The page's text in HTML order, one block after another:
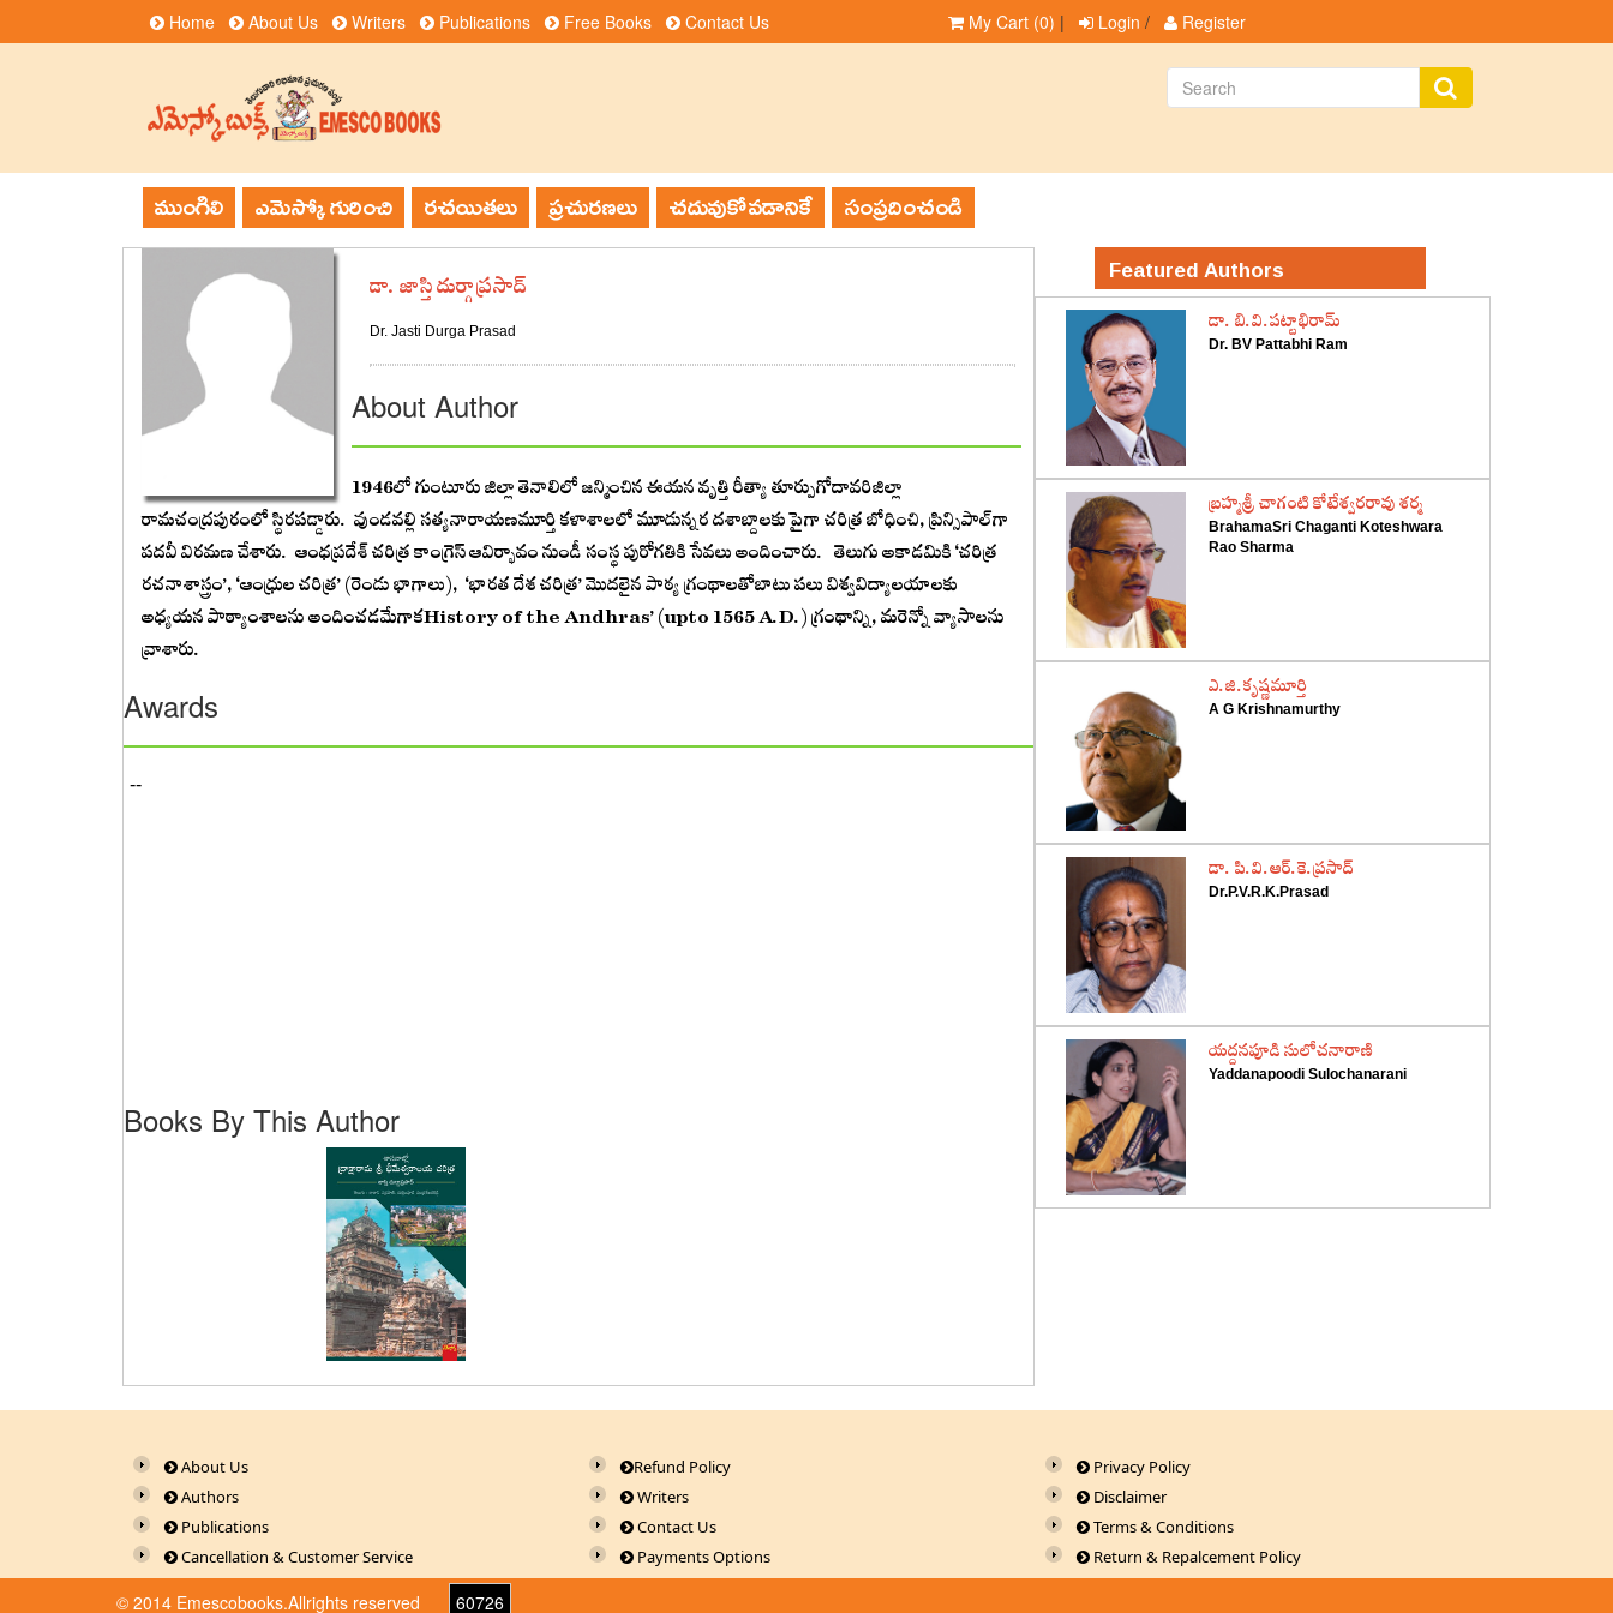
Home About Us Writers Publications Free Books Contact Us My Cart (0) | Login / Register
ముంగిలి ఎమెస్కో గురించి రచయితలు ప్రచురణలు చదువుకోవడానికే సంప్రదించండి
డా. జాస్తి దుర్గాప్రసాద్‌
Dr. Jasti Durga Prasad
About Author
1946‌లో గుంటూరు జిల్లా తెనాలిలో జన్మించిన ఈయన ‌వృత్తి రీత్యా తూర్పుగోదావరిజిల్లా
రామచంద్రపురంలో స్థిరపడ్డారు. వుండవల్లి సత్యనారాయణమూర్తి కళాశాలలో మూడున్నర దశాబ్దాలకు పైగా చరిత్ర బోధించి, ప్రిన్సిపాల్‌గా
పదవీ విరమణ చేశారు. ఆంధప్రదేశ్‌ ‌చరిత్ర కాంగ్రెస్‌ ఆవిర్భావం నుండీ సంస్థ పురోగతికి సేవలు అందించారు. తెలుగు అకాడమికి ‘చరిత్ర
రచనాశాస్త్రం’, ‘ఆంధ్రుల చరిత్ర’ (రెండు భాగాలు), ‘భారత దేశ చరిత్ర’ మొదలైన పాఠ్య గ్రంథాలతోబాటు పలు విశ్వవిద్యాలయాలకు
అధ్యయన పాఠ్యాంశాలను అందించడమేగాకHistory of the Andhras’ (upto 1565 A.D.) గ్రంథాన్ని, మరెన్నో వ్యాసాలను
వ్రాశారు.
Awards
--
Books By This Author
Featured Authors
డా. బి.వి.పట్టాభిరామ్
Dr. BV Pattabhi Ram
‌బ్రహ్మశ్రీ చాగంటి కోటేశ్వరరావు శర్మ
BrahamaSri Chaganti Koteshwara
Rao Sharma
‌ఎ.జి.కృష్ణమూర్తి
A G Krishnamurthy
‌డా. పి.వి.ఆర్‌.కె.ప్రసాద్‌
Dr.P.V.R.K.Prasad
‌యద్దనపూడి సులోచనారాణి
Yaddanapoodi Sulochanarani
About Us
Authors
Publications
Cancellation & Customer Service
Refund Policy
Writers
Contact Us
Payments Options
Privacy Policy
Disclaimer
Terms & Conditions
Return & Repalcement Policy
© 2014 Emescobooks.Allrights reserved 60726